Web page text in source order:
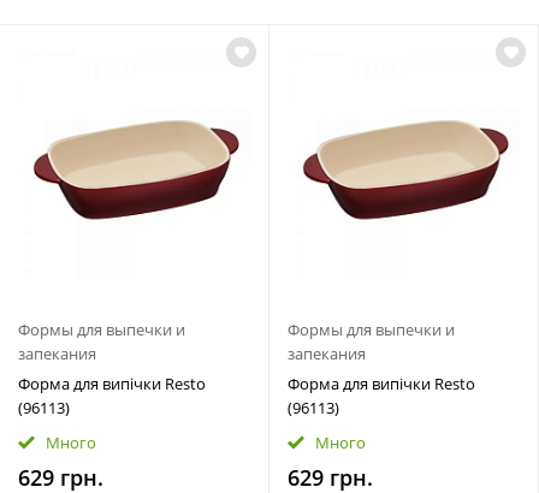
Формы для выпечки и
запекания
Форма для випічки Resto
(96113)
Много
629 грн.
Формы для выпечки и
запекания
Форма для випічки Resto
(96113)
Много
629 грн.